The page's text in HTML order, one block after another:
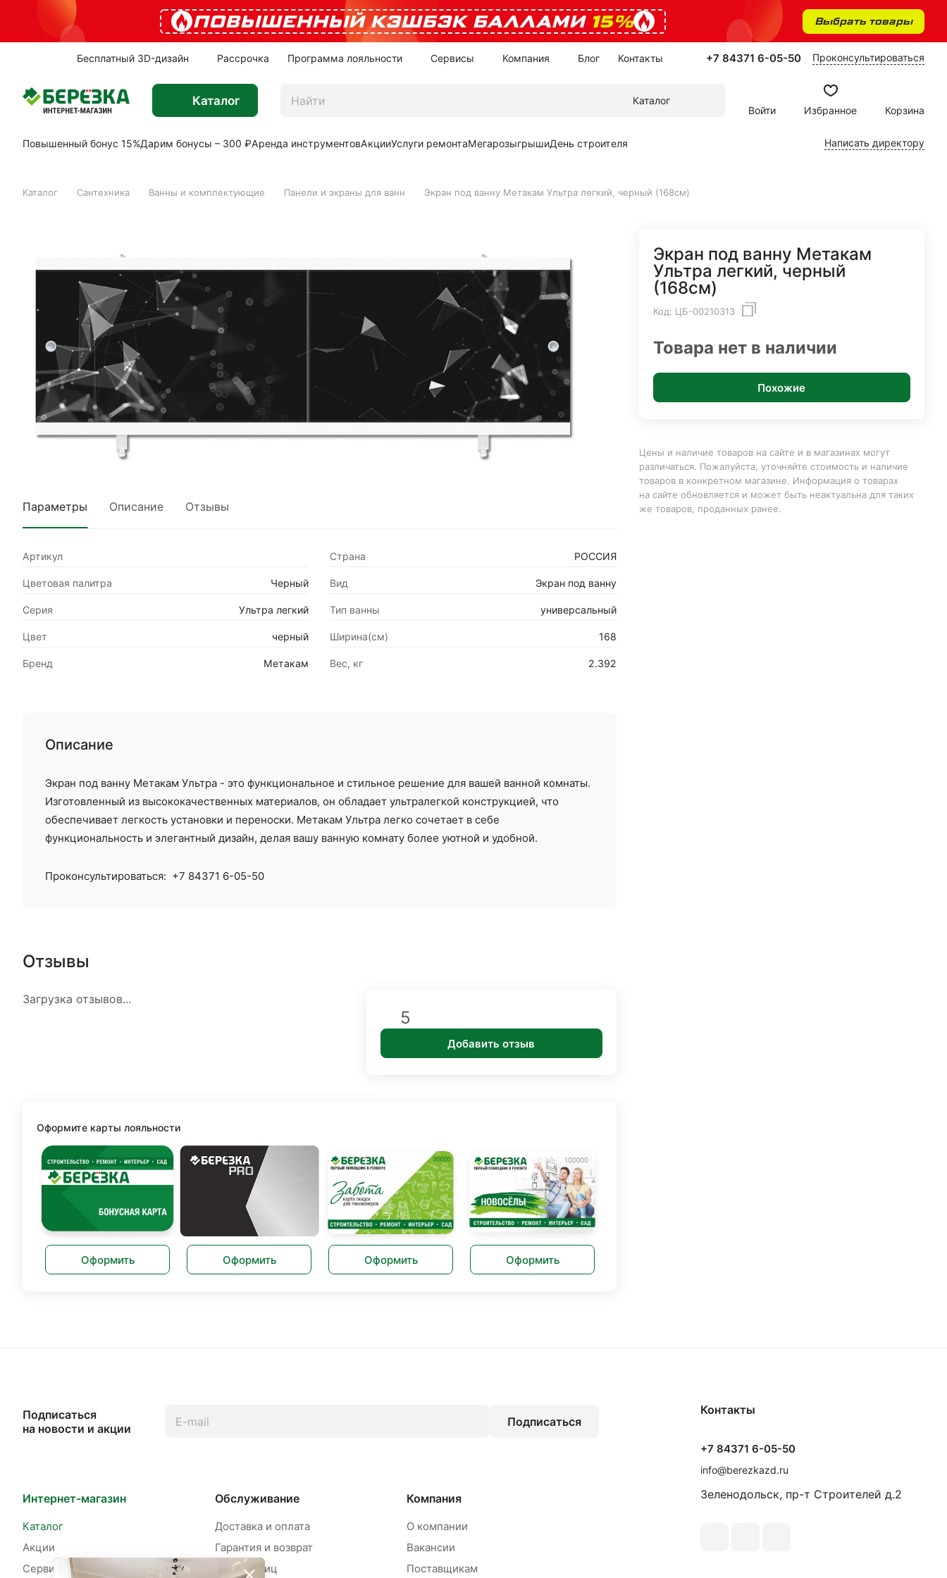
ПОВЫШЕННЫЙ КЭШБЭК БАЛЛАМИ 15% Выбрать товары
Бесплатный 3D-дизайн Рассрочка Программа лояльности Сервисы Компания Блог Контакты +7 84371 6-05-50 Проконсультироваться
Каталог
Каталог
Войти
Избранное Корзина
Повышенный бонус 15%Дарим бонусы – 300 ₽Аренда инструментовАкцииУслуги ремонтаМегарозыгрышиДень строителя Написать директору
Каталог Сантехника Ванны и комплектующие Панели и экраны для ванн Экран под ванну Метакам Ультра легкий, черный (168см)
Параметры Описание Отзывы
Артикул Страна РОССИЯ
Цветовая палитра Черный Вид Экран под ванну
Серия Ультра легкий Тип ванны универсальный
Цвет черный Ширина(см) 168
Бренд Метакам Вес, кг 2.392
Описание
Экран под ванну Метакам Ультра - это функциональное и стильное решение для вашей ванной комнаты.
Изготовленный из высококачественных материалов, он обладает ультралегкой конструкцией, что
обеспечивает легкость установки и переноски. Метакам Ультра легко сочетает в себе
функциональность и элегантный дизайн, делая вашу ванную комнату более уютной и удобной.
Проконсультироваться: +7 84371 6-05-50
Отзывы
Загрузка отзывов...
5
Добавить отзыв
Оформите карты лояльности
Оформить Оформить Оформить Оформить
Экран под ванну Метакам
Ультра легкий, черный
(168см)
Код: ЦБ-00210313
Товара нет в наличии
Похожие
Цены и наличие товаров на сайте и в магазинах могут
различаться. Пожалуйста, уточняйте стоимость и наличие
товаров в конкретном магазине. Информация о товарах
на сайте обновляется и может быть неактуальна для таких
же товаров, проданных ранее.
Подписаться
на новости и акции
Подписаться
Интернет-магазин
Каталог
Акции
Сервисы
Обслуживание
Доставка и оплата
Гарантия и возврат
Для юр. лиц
Компания
О компании
Вакансии
Поставщикам
Контакты
+7 84371 6-05-50
info@berezkazd.ru
Зеленодольск, пр-т Строителей д.2